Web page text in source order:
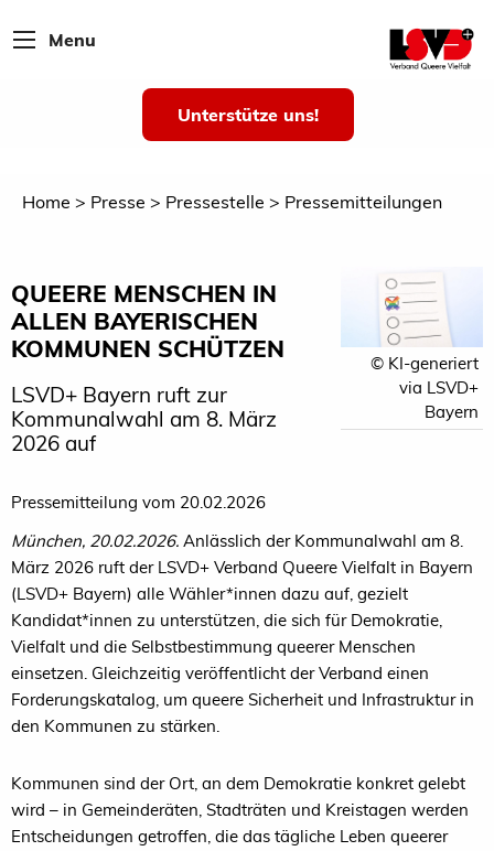
Menu
Unterstütze uns!
Home Presse Pressestelle Pressemitteilungen
QUEERE MENSCHEN IN
ALLEN BAYERISCHEN
KOMMUNEN SCHÜTZEN
LSVD+ Bayern ruft zur
Kommunalwahl am 8. März
2026 auf
© KI-generiert
via LSVD+
Bayern
Pressemitteilung vom 20.02.2026
München, 20.02.2026. Anlässlich der Kommunalwahl am 8.
März 2026 ruft der LSVD+ Verband Queere Vielfalt in Bayern
(LSVD+ Bayern) alle Wähler*innen dazu auf, gezielt
Kandidat*innen zu unterstützen, die sich für Demokratie,
Vielfalt und die Selbstbestimmung queerer Menschen
einsetzen. Gleichzeitig veröffentlicht der Verband einen
Forderungskatalog, um queere Sicherheit und Infrastruktur in
den Kommunen zu stärken.
Kommunen sind der Ort, an dem Demokratie konkret gelebt
wird – in Gemeinderäten, Stadträten und Kreistagen werden
Entscheidungen getroffen, die das tägliche Leben queerer